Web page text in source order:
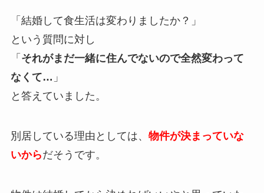
「結婚して食生活は変わりましたか？」
という質問に対し
「 それがまだ一緒に住んでないので全然変わって
なくて… 」
と答えていました。
別居している理由としては、 物件が決まっていな
いからだそうです。